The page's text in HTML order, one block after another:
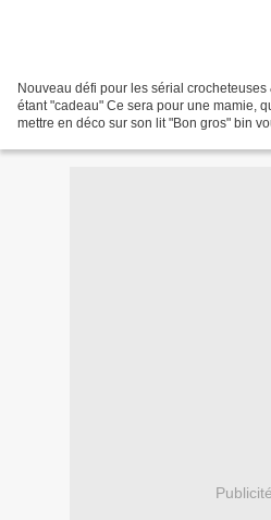
Nouveau défi pour les sérial
étant "cadeau" Ce sera pour une mamie,
mettre en déco sur son lit "Bon gros" bin
Publicité